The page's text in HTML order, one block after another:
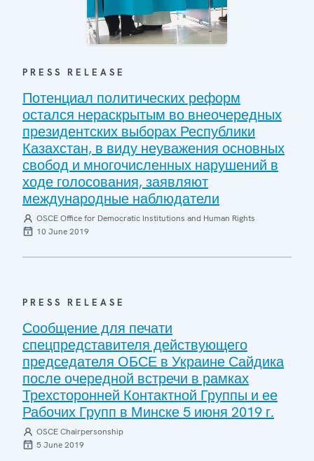
PRESS RELEASE
Потенциал политических реформ
остался нераскрытым во внеочередных
президентских выборах Республики
Казахстан, в виду неуважения основных
свобод и многочисленных нарушений в
ходе голосования, заявляют
международные наблюдатели
OSCE Office for Democratic Institutions and Human Rights
10 June 2019
PRESS RELEASE
Сообщение для печати
спецпредставителя действующего
председателя ОБСЕ в Украине Сайдика
после очередной встречи в рамках
Трехсторонней Контактной Группы и ее
Рабочих Групп в Минске 5 июня 2019 г.
OSCE Chairpersonship
5 June 2019